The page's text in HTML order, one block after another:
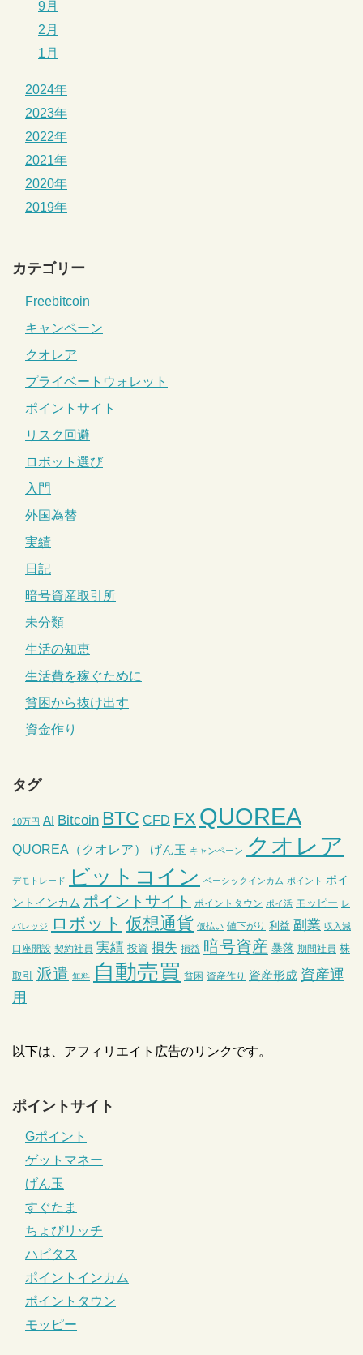
9月
2月
1月
2024年
2023年
2022年
2021年
2020年
2019年
カテゴリー
Freebitcoin
キャンペーン
クオレア
プライベートウォレット
ポイントサイト
リスク回避
ロボット選び
入門
外国為替
実績
日記
暗号資産取引所
未分類
生活の知恵
生活費を稼ぐために
貧困から抜け出す
資金作り
タグ
10万円 AI Bitcoin BTC CFD FX QUOREA
QUOREA（クオレア） げん玉 キャンペーン クオレア
デモトレード ビットコイン ベーシックインカム ポイント ポイ
ントインカム ポイントサイト ポイントタウン ポイ活 モッピー レ
バレッジ ロボット 仮想通貨 仮払い 値下がり 利益 副業 収入減
口座開設 契約社員 実績 投資 損失 損益 暗号資産 暴落 期間社員 株
取引 派遣 無料 自動売買 貧困 資産作り 資産形成 資産運
用
以下は、アフィリエイト広告のリンクです。
ポイントサイト
Gポイント
ゲットマネー
げん玉
すぐたま
ちょびリッチ
ハピタス
ポイントインカム
ポイントタウン
モッピー